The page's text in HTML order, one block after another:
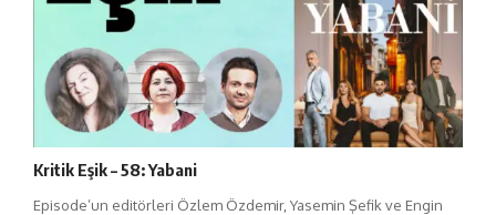
Kritik Eşik – 58: Yabani
Episode’un editörleri Özlem Özdemir, Yasemin Şefik ve Engin